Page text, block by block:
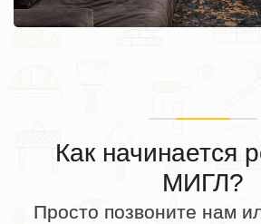
Как начинается
МИГЛ?
Просто позвоните нам